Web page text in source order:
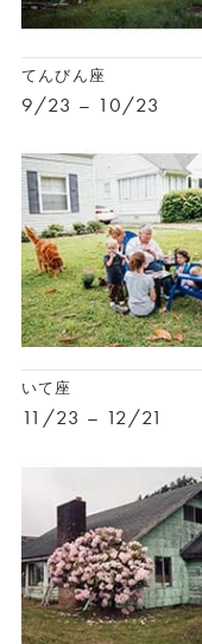
てんびん座
9/23 – 10/23
いて座
11/23 – 12/21